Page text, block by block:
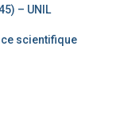
– UNIL
scientifique